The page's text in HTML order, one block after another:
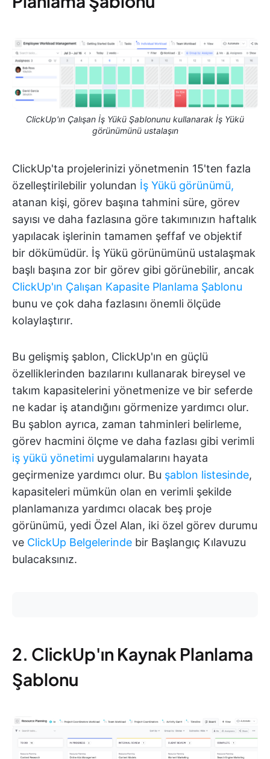
ClickUp'ın Çalışan İş Yükü Şablonunu kullanarak İş Yükü
görünümünü ustalaşın
ClickUp'ta projelerinizi yönetmenin 15'ten fazla
özelleştirilebilir yolundan İş Yükü görünümü,
atanan kişi, görev başına tahmini süre, görev
sayısı ve daha fazlasına göre takımınızın haftalık
yapılacak işlerinin tamamen şeffaf ve objektif
bir dökümüdür. İş Yükü görünümünü ustalaşmak
başlı başına zor bir görev gibi görünebilir, ancak
ClickUp'ın Çalışan Kapasite Planlama Şablonu
bunu ve çok daha fazlasını önemli ölçüde
kolaylaştırır.
Bu gelişmiş şablon, ClickUp'ın en güçlü
özelliklerinden bazılarını kullanarak bireysel ve
takım kapasitelerini yönetmenize ve bir seferde
ne kadar iş atandığını görmenize yardımcı olur.
Bu şablon ayrıca, zaman tahminleri belirleme,
görev hacmini ölçme ve daha fazlası gibi verimli
iş yükü yönetimi uygulamalarını hayata
geçirmenize yardımcı olur. Bu şablon listesinde,
kapasiteleri mümkün olan en verimli şekilde
planlamanıza yardımcı olacak beş proje
görünümü, yedi Özel Alan, iki özel görev durumu
ve ClickUp Belgelerinde bir Başlangıç Kılavuzu
bulacaksınız.
2. ClickUp'ın Kaynak Planlama
Şablonu